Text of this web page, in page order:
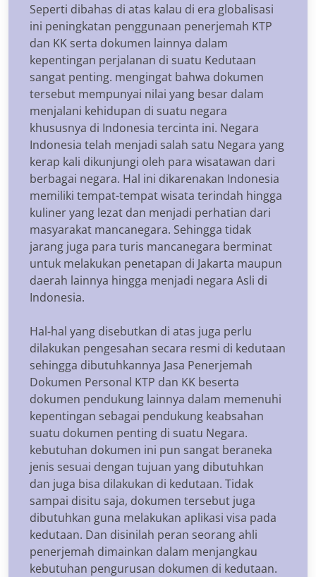
Seperti dibahas di atas kalau di era globalisasi
ini peningkatan penggunaan penerjemah KTP
dan KK serta dokumen lainnya dalam
kepentingan perjalanan di suatu Kedutaan
sangat penting. mengingat bahwa dokumen
tersebut mempunyai nilai yang besar dalam
menjalani kehidupan di suatu negara
khususnya di Indonesia tercinta ini. Negara
Indonesia telah menjadi salah satu Negara yang
kerap kali dikunjungi oleh para wisatawan dari
berbagai negara. Hal ini dikarenakan Indonesia
memiliki tempat-tempat wisata terindah hingga
kuliner yang lezat dan menjadi perhatian dari
masyarakat mancanegara. Sehingga tidak
jarang juga para turis mancanegara berminat
untuk melakukan penetapan di Jakarta maupun
daerah lainnya hingga menjadi negara Asli di
Indonesia.
Hal-hal yang disebutkan di atas juga perlu
dilakukan pengesahan secara resmi di kedutaan
sehingga dibutuhkannya Jasa Penerjemah
Dokumen Personal KTP dan KK beserta
dokumen pendukung lainnya dalam memenuhi
kepentingan sebagai pendukung keabsahan
suatu dokumen penting di suatu Negara.
kebutuhan dokumen ini pun sangat beraneka
jenis sesuai dengan tujuan yang dibutuhkan
dan juga bisa dilakukan di kedutaan. Tidak
sampai disitu saja, dokumen tersebut juga
dibutuhkan guna melakukan aplikasi visa pada
kedutaan. Dan disinilah peran seorang ahli
penerjemah dimainkan dalam menjangkau
kebutuhan pengurusan dokumen di kedutaan.